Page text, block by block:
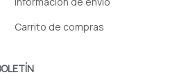
Carrito de compras